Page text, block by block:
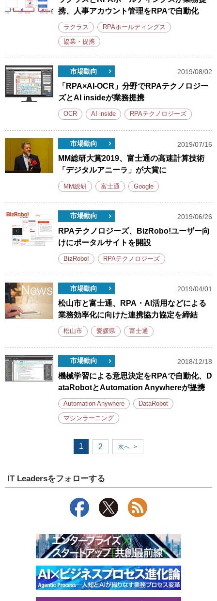
携、人事アカウント管理をRPAで自動化
ラクラス RPAホールディングス
協業・提携
市場動向 2019/08/02
「RPA×AI-OCR」分野でRPAテクノロジー
ズとAI insideが業務提携
OCR AI inside RPAテクノロジーズ
市場動向 2019/07/16
MM総研大賞2019、富士通の高速計算技術
「デジタルアニーラ」が大賞に
MM総研 富士通 Google
市場動向 2019/06/26
RPAテクノロジーズ、BizRobo!ユーザー向
けにポータルサイトを開設
BizRobo! RPAテクノロジーズ
市場動向 2019/04/01
松山市と富士通、RPA・AI活用などによる
業務効率化に向けた連携協力協定を締結
松山市 愛媛県 富士通
市場動向 2018/12/18
機械学習による意思決定をRPAで自動化、D
ataRobotとAutomation Anywhereが提携
Automation Anywhere DataRobot
マシンラーニング
1 2 次へ >
IT Leadersをフォローする